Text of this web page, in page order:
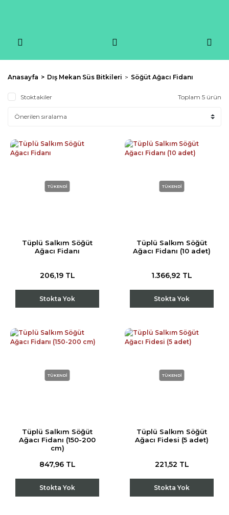
Anasayfa Dış Mekan Süs Bitkileri Söğüt Ağacı Fidanı
Stoktakiler Toplam 5 ürün
TÜKENDİ
Tüplü Salkım Söğüt
Ağacı Fidanı
206,19 TL
Stokta Yok
TÜKENDİ
Tüplü Salkım Söğüt
Ağacı Fidanı (10 adet)
1.366,92 TL
Stokta Yok
TÜKENDİ
Tüplü Salkım Söğüt
Ağacı Fidanı (150-200
cm)
847,96 TL
Stokta Yok
TÜKENDİ
Tüplü Salkım Söğüt
Ağacı Fidesi (5 adet)
221,52 TL
Stokta Yok